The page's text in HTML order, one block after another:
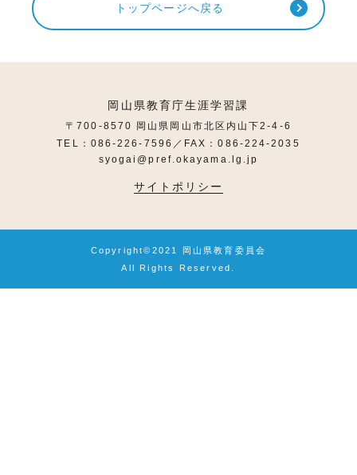
トップページへ戻る
岡山県教育庁生涯学習課
〒700-8570 岡山県岡山市北区内山下2-4-6
TEL：086-226-7596／FAX：086-224-2035
syogai@pref.okayama.lg.jp
サイトポリシー
Copyright©2021 岡山県教育委員会
All Rights Reserved.